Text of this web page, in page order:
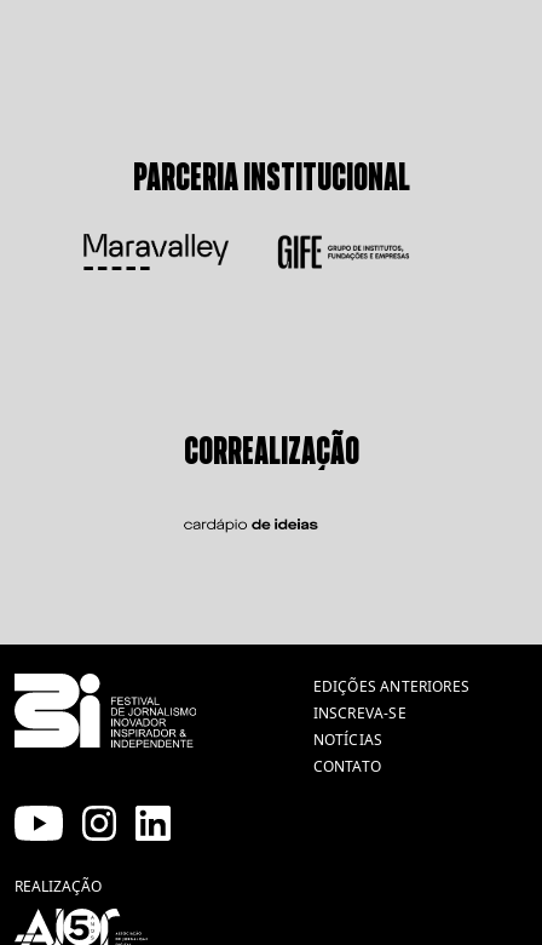
PARCERIA INSTITUCIONAL
CORREALIZAÇÃO
REALIZAÇÃO
EDIÇÕES ANTERIORES
INSCREVA-SE
NOTÍCIAS
CONTATO